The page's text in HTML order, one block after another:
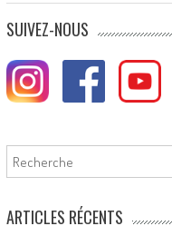
SUIVEZ-NOUS
Rechercher
ARTICLES RÉCENTS